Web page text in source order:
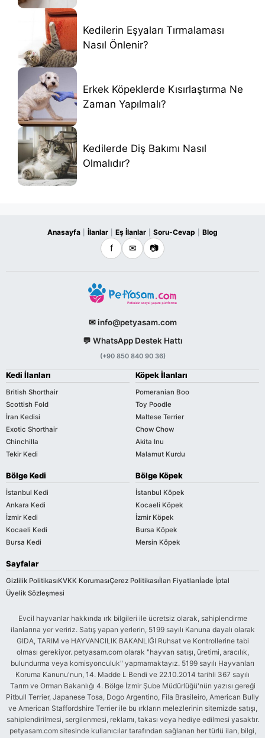
Kedilerin Eşyaları Tırmalaması
Nasıl Önlenir?
Erkek Köpeklerde Kısırlaştırma Ne
Zaman Yapılmalı?
Kedilerde Diş Bakımı Nasıl
Olmalıdır?
Anasayfa İlanlar Eş İlanlar Soru-Cevap Blog
f ✉ 📷
✉ info@petyasam.com
💬 WhatsApp Destek Hattı
(+90 850 840 90 36)
Kedi İlanları
British Shorthair
Scottish Fold
İran Kedisi
Exotic Shorthair
Chinchilla
Tekir Kedi
Köpek İlanları
Pomeranian Boo
Toy Poodle
Maltese Terrier
Chow Chow
Akita Inu
Malamut Kurdu
Bölge Kedi
İstanbul Kedi
Ankara Kedi
İzmir Kedi
Kocaeli Kedi
Bursa Kedi
Bölge Köpek
İstanbul Köpek
Kocaeli Köpek
İzmir Köpek
Bursa Köpek
Mersin Köpek
Sayfalar
Gizlilik PolitikasıKVKK KorumasıÇerez Politikasıİlan Fiyatlarıİade İptal
Üyelik Sözleşmesi
Evcil hayvanlar hakkında ırk bilgileri ile ücretsiz olarak, sahiplendirme
ilanlarına yer veririz. Satış yapan yerlerin, 5199 sayılı Kanuna dayalı olarak
GIDA, TARIM ve HAYVANCILIK BAKANLIĞI Ruhsat ve Kontrollerine tabi
olması gerekiyor. petyasam.com olarak "hayvan satışı, üretimi, aracılık,
bulundurma veya komisyonculuk" yapmamaktayız. 5199 sayılı Hayvanları
Koruma Kanunu'nun, 14. Madde L Bendi ve 22.10.2014 tarihli 367 sayılı
Tarım ve Orman Bakanlığı 4. Bölge İzmir Şube Müdürlüğü'nün yazısı gereği
Pitbull Terrier, Japanese Tosa, Dogo Argentino, Fila Brasileiro, American Bully
ve American Staffordshire Terrier ile bu ırkların melezlerinin sitemizde satışı,
sahiplendirilmesi, sergilenmesi, reklamı, takası veya hediye edilmesi yasaktır.
petyasam.com sitesinde kullanıcılar tarafından sağlanan her türlü ilan, bilgi,